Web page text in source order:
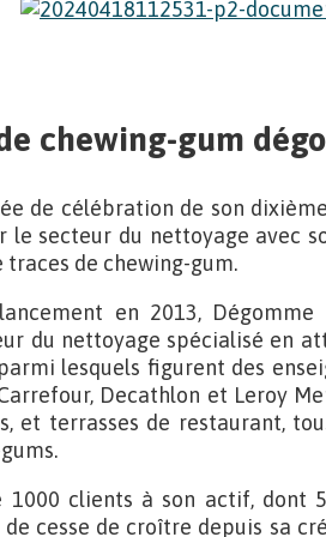
chewing-gum
de célébration de son
le secteur du nettoyage avec
traces de chewing-gum.
en 2013,
du nettoyage spécialisé en
lesquels figurent des
Carrefour, Decathlon et Leroy
et terrasses de restaurant,
1000 clients à son actif, dont
de cesse de croître depuis sa